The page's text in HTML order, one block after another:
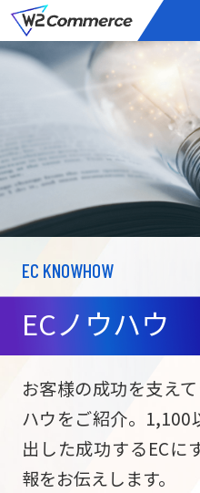
サー
ECサイト
サブスク
ECサイト
PRICE
料金
導入
USEFUL
お役
NEWS
ニュ
EC KNOWHOW
ECノウハウ
お客様の成功を支え
ハウをご紹介。1,100
出した成功するECに
報をお伝えします。